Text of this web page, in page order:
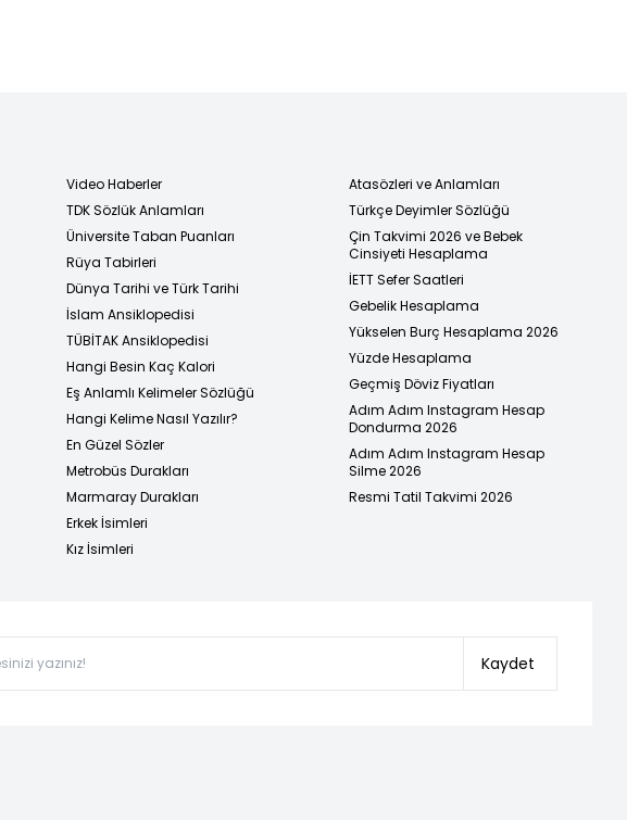
Video Haberler
TDK Sözlük Anlamları
Üniversite Taban Puanları
Rüya Tabirleri
Dünya Tarihi ve Türk Tarihi
İslam Ansiklopedisi
TÜBİTAK Ansiklopedisi
Hangi Besin Kaç Kalori
Eş Anlamlı Kelimeler Sözlüğü
Hangi Kelime Nasıl Yazılır?
En Güzel Sözler
Metrobüs Durakları
Marmaray Durakları
Erkek İsimleri
Kız İsimleri
Atasözleri ve Anlamları
Türkçe Deyimler Sözlüğü
Çin Takvimi 2026 ve Bebek
Cinsiyeti Hesaplama
İETT Sefer Saatleri
Gebelik Hesaplama
Yükselen Burç Hesaplama 2026
Yüzde Hesaplama
Geçmiş Döviz Fiyatları
Adım Adım Instagram Hesap
Dondurma 2026
Adım Adım Instagram Hesap
Silme 2026
Resmi Tatil Takvimi 2026
Kaydet